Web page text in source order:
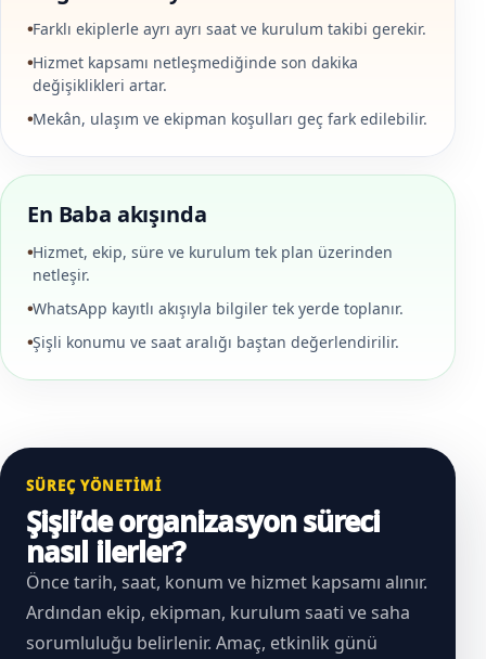
Farklı ekiplerle ayrı ayrı saat ve kurulum takibi gerekir.
Hizmet kapsamı netleşmediğinde son dakika
değişiklikleri artar.
Mekân, ulaşım ve ekipman koşulları geç fark edilebilir.
En Baba akışında
Hizmet, ekip, süre ve kurulum tek plan üzerinden
netleşir.
WhatsApp kayıtlı akışıyla bilgiler tek yerde toplanır.
Şişli konumu ve saat aralığı baştan değerlendirilir.
SÜREÇ YÖNETIMI
Şişli’de organizasyon süreci
nasıl ilerler?
Önce tarih, saat, konum ve hizmet kapsamı alınır.
Ardından ekip, ekipman, kurulum saati ve saha
sorumluluğu belirlenir. Amaç, etkinlik günü